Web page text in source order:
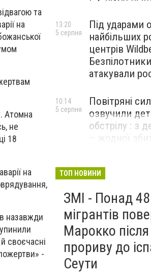
та
на
Атомна
не
18
на
назавжди
своєчасні
-
Під ударами
найбільших
центрів
атакували
13:20
5 серпня
Повітряні
озвучили
обстрілу : з
– жодної
10:14
5 серпня
ТОП НОВИНИ
ЗМІ - Понад 48
мігрантів
Марокко
прориву до
Сеути